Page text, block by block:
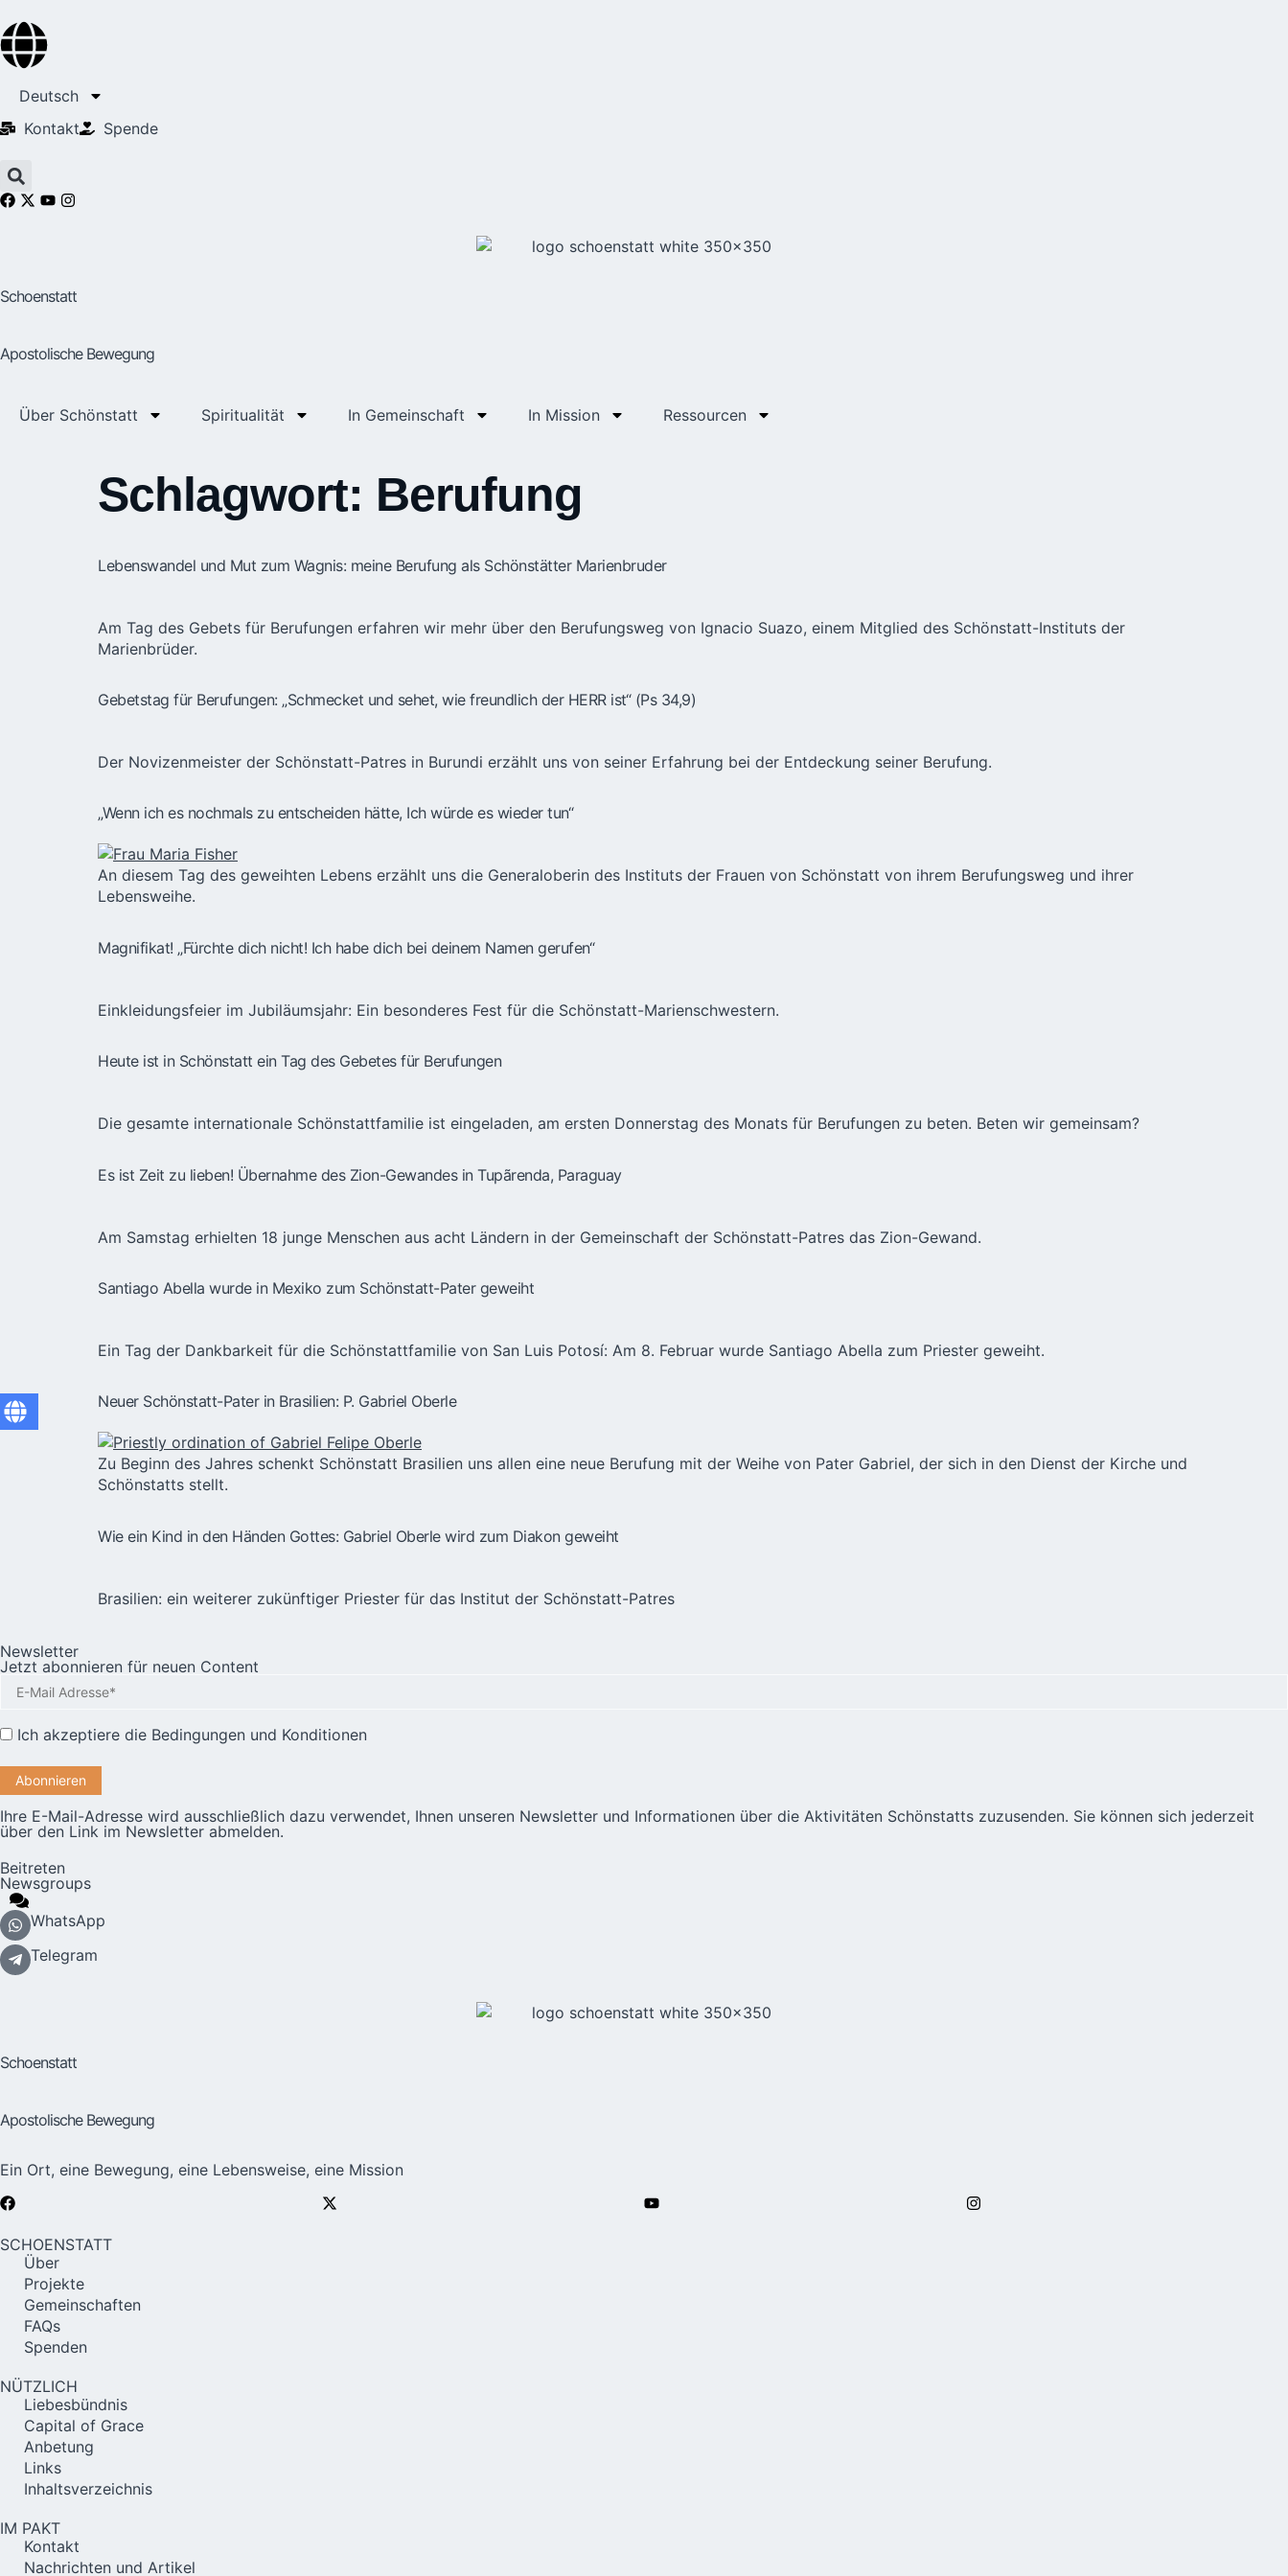
Deutsch
Kontakt
Spende
Schoenstatt
Apostolische Bewegung
Über Schönstatt Spiritualität In Gemeinschaft In Mission Ressourcen
Schlagwort: Berufung
Lebenswandel und Mut zum Wagnis: meine Berufung als Schönstätter Marienbruder
Am Tag des Gebets für Berufungen erfahren wir mehr über den Berufungsweg von Ignacio Suazo, einem Mitglied des Schönstatt-Instituts der
Marienbrüder.
Gebetstag für Berufungen: „Schmecket und sehet, wie freundlich der HERR ist“ (Ps 34,9)
Der Novizenmeister der Schönstatt-Patres in Burundi erzählt uns von seiner Erfahrung bei der Entdeckung seiner Berufung.
„Wenn ich es nochmals zu entscheiden hätte, Ich würde es wieder tun“
An diesem Tag des geweihten Lebens erzählt uns die Generaloberin des Instituts der Frauen von Schönstatt von ihrem Berufungsweg und ihrer
Lebensweihe.
Magnifikat! „Fürchte dich nicht! Ich habe dich bei deinem Namen gerufen“
Einkleidungsfeier im Jubiläumsjahr: Ein besonderes Fest für die Schönstatt-Marienschwestern.
Heute ist in Schönstatt ein Tag des Gebetes für Berufungen
Die gesamte internationale Schönstattfamilie ist eingeladen, am ersten Donnerstag des Monats für Berufungen zu beten. Beten wir gemeinsam?
Es ist Zeit zu lieben! Übernahme des Zion-Gewandes in Tupãrenda, Paraguay
Am Samstag erhielten 18 junge Menschen aus acht Ländern in der Gemeinschaft der Schönstatt-Patres das Zion-Gewand.
Santiago Abella wurde in Mexiko zum Schönstatt-Pater geweiht
Ein Tag der Dankbarkeit für die Schönstattfamilie von San Luis Potosí: Am 8. Februar wurde Santiago Abella zum Priester geweiht.
Neuer Schönstatt-Pater in Brasilien: P. Gabriel Oberle
Zu Beginn des Jahres schenkt Schönstatt Brasilien uns allen eine neue Berufung mit der Weihe von Pater Gabriel, der sich in den Dienst der Kirche und
Schönstatts stellt.
Wie ein Kind in den Händen Gottes: Gabriel Oberle wird zum Diakon geweiht
Brasilien: ein weiterer zukünftiger Priester für das Institut der Schönstatt-Patres
Newsletter
Jetzt abonnieren für neuen Content
Ich akzeptiere die Bedingungen und Konditionen
Ihre E-Mail-Adresse wird ausschließlich dazu verwendet, Ihnen unseren Newsletter und Informationen über die Aktivitäten Schönstatts zuzusenden. Sie können sich jederzeit
über den Link im Newsletter abmelden.
Beitreten
Newsgroups
WhatsApp
Telegram
Schoenstatt
Apostolische Bewegung
Ein Ort, eine Bewegung, eine Lebensweise, eine Mission
SCHOENSTATT
Über
Projekte
Gemeinschaften
FAQs
Spenden
NÜTZLICH
Liebesbündnis
Capital of Grace
Anbetung
Links
Inhaltsverzeichnis
IM PAKT
Kontakt
Nachrichten und Artikel